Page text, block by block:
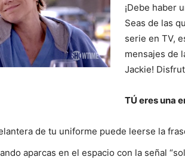
¡Debe haber
Seas de las
serie en TV,
mensajes de
Jackie!
TÚ eres una
de tu uniforme puede leerse la
aparcas en el espacio con la señal